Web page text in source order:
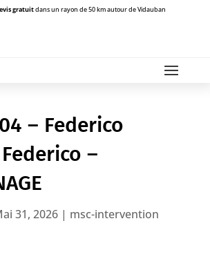
gratuitdans un rayon de 50 km autour de Vidauban
– Federico
–
31, 2026| msc-intervention